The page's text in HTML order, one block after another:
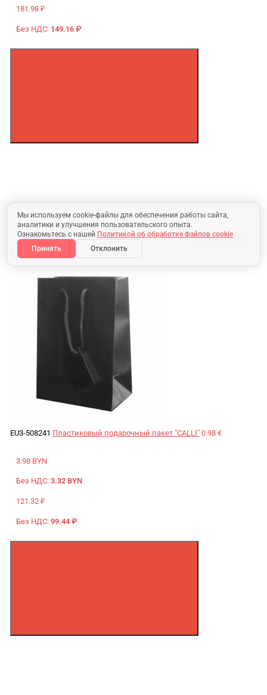
Мы используем cookie-файлы для обеспечения работы сайта,
аналитики и улучшения пользовательского опыта.
Ознакомьтесь с нашей Политикой об обработке файлов cookie
Принять
Отклонить
181.98 ₽
Без НДС: 149.16 ₽
В наличии:5000
EU3-508241 Пластиковый подарочный пакет "CALLI" 0.98 €
3.98 BYN
Без НДС: 3.32 BYN
121.32 ₽
Без НДС: 99.44 ₽